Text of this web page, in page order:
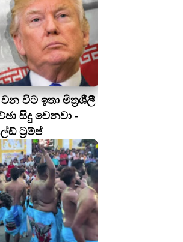
විට ඉතා මිත්‍රශීලී
සිදු වෙනවා -
ට්‍රම්ප්